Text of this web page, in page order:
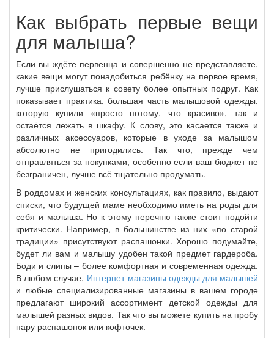
Как выбрать первые вещи
для малыша?
Если вы ждёте первенца и совершенно не представляете,
какие вещи могут понадобиться ребёнку на первое время,
лучше прислушаться к совету более опытных подруг. Как
показывает практика, большая часть малышовой одежды,
которую купили «просто потому, что красиво», так и
остаётся лежать в шкафу. К слову, это касается также и
различных аксессуаров, которые в уходе за малышом
абсолютно не пригодились. Так что, прежде чем
отправляться за покупками, особенно если ваш бюджет не
безграничен, лучше всё тщательно продумать.
В роддомах и женских консультациях, как правило, выдают
списки, что будущей маме необходимо иметь на роды для
себя и малыша. Но к этому перечню также стоит подойти
критически. Например, в большинстве из них «по старой
традиции» присутствуют распашонки. Хорошо подумайте,
будет ли вам и малышу удобен такой предмет гардероба.
Боди и слипы – более комфортная и современная одежда.
В любом случае, Интернет-магазины одежды для малышей
и любые специализированные магазины в вашем городе
предлагают широкий ассортимент детской одежды для
малышей разных видов. Так что вы можете купить на пробу
пару распашонок или кофточек.